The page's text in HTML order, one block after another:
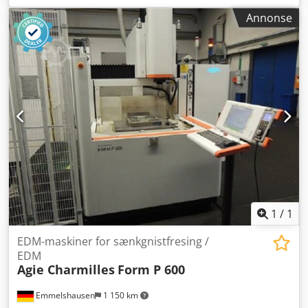
selge din maskin? For mer informasjon eller
kontaktmuligheter, besøk vår nettside.
Heidenhain iTNC530 24-posisjons verktøyveksler
Elektronisk håndratt Spontransportør IKZ (innvendig
kjølevæske) Avsug Tekniske data: Chjdoy Hqmhepfx Adiea
X-akse vandring: 860 mm Y-akse vandring: 560 mm Z-akse
vandring: 600 mm Spindeltaper: SK 40
Spindelhastighetsområde: 0-10000 o/min Hurtigforflytning
X,Y,Z: 24, 24, 20 m/min Bordets oppspenningsflate:
1000x560 mm Antall verktøyplasser i magasin: 24
Spindeldriftseffekt 40 % ED: 18,5 kW Vekt ca.: 6.500 kg
Tekniske data, tilbehør og maskinbeskrivelse er ikke
bindende.
Annonse
1 / 1
Emmelshausen 1 150 km
EDM-maskiner for sænkgnistfresing /
EDM
Agie Charmilles Form P 600